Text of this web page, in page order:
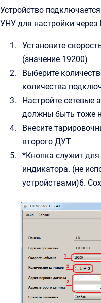
Устройство
УНУ для настройки через
Установите
(значение 19200)
Выберите
количества
Настройте сетевые
должны быть тоже
Внесите
второго ДУТ
*Кнопка служит для
индикатора. (не
устройствами)6.